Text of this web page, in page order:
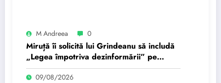
M Andreea 0
Miruță îi solicită lui Grindeanu să includă
„Legea împotriva dezinformării” pe
ordinea de zi a Camerei…
09/08/2026